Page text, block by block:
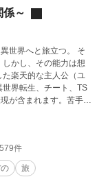
～
世界へと旅立つ。 そ
かし、その能力は想
界転生、チート、TS
が含まれます。苦手な
。
件
旅